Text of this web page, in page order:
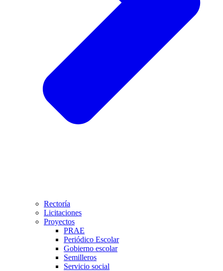
Rectoría
Licitaciones
Proyectos
PRAE
Periódico Escolar
Gobierno escolar
Semilleros
Servicio social